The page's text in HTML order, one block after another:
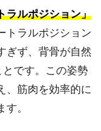
ラルポジション」
トラルポジション
ぎず、背骨が自然
です。この姿勢
、筋肉を効率的に
。